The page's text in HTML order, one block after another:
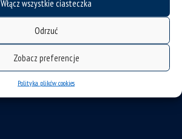
Włącz wszystkie ciasteczka
Odrzuć
Zobacz preferencje
Polityka plików cookies